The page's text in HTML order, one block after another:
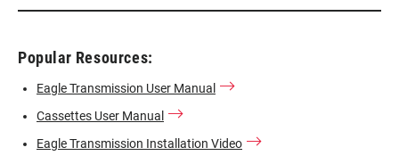
Popular Resources:
Eagle Transmission User Manual
Cassettes User Manual
Eagle Transmission Installation Video